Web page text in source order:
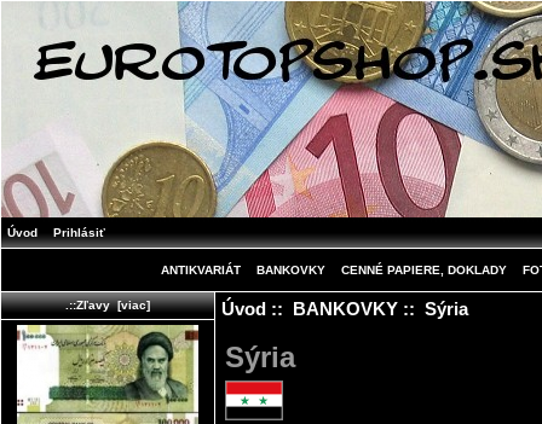
Úvod Prihlásiť
ANTIKVARIÁT BANKOVKY CENNÉ PAPIERE, DOKLADY
.::Zľavy [viac] Úvod:: BANKOVKY:: Sýria
Sýria